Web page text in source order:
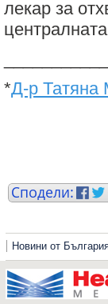
лекар за
*Д-р Татяна
Новини от